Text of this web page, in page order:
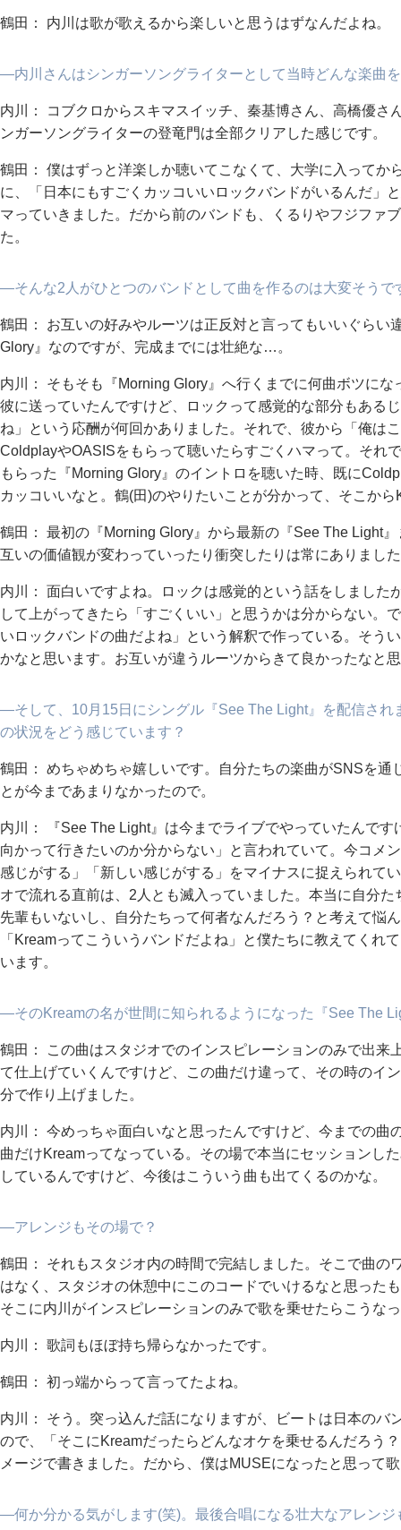
鶴田： 内川は歌が歌えるから楽しいと思うはずなんだよね。
―内川さんはシンガーソングライターとして当時どんな楽曲
内川： コブクロからスキマスイッチ、秦基博さん、高橋優さ
ンガーソングライターの登竜門は全部クリアした感じです。
鶴田： 僕はずっと洋楽しか聴いてこなくて、大学に入ってか
に、「日本にもすごくカッコいいロックバンドがいるんだ」
マっていきました。だから前のバンドも、くるりやフジファ
た。
―そんな2人がひとつのバンドとして曲を作るのは大変そうで
鶴田： お互いの好みやルーツは正反対と言ってもいいぐらい
Glory』なのですが、完成までには壮絶な…。
内川： そもそも『Morning Glory』へ行くまでに何曲ボツに
彼に送っていたんですけど、ロックって感覚的な部分もある
ね」という応酬が何回かありました。それで、彼から「俺は
ColdplayやOASISをもらって聴いたらすごくハマって。それ
もらった『Morning Glory』のイントロを聴いた時、既に
カッコいいなと。鶴(田)のやりたいことが分かって、そこか
鶴田： 最初の『Morning Glory』から最新の『See The Light
互いの価値観が変わっていったり衝突したりは常にありまし
内川： 面白いですよね。ロックは感覚的という話をしました
して上がってきたら「すごくいい」と思うかは分からない。
いロックバンドの曲だよね」という解釈で作っている。そう
かなと思います。お互いが違うルーツからきて良かったなと
―そして、10月15日にシングル『See The Light』を配信され
の状況をどう感じています？
鶴田： めちゃめちゃ嬉しいです。自分たちの楽曲がSNSを
とが今まであまりなかったので。
内川： 『See The Light』は今までライブでやっていたんで
向かって行きたいのか分からない」と言われていて。今コメ
感じがする」「新しい感じがする」をマイナスに捉えられて
オで流れる直前は、2人とも滅入っていました。本当に自分
先輩もいないし、自分たちって何者なんだろう？と考えて悩
「Kreamってこういうバンドだよね」と僕たちに教えてくれ
います。
―そのKreamの名が世間に知られるようになった『See The
鶴田： この曲はスタジオでのインスピレーションのみで出来
て仕上げていくんですけど、この曲だけ違って、その時のイ
分で作り上げました。
内川： 今めっちゃ面白いなと思ったんですけど、今までの曲
曲だけKreamってなっている。その場で本当にセッションし
しているんですけど、今後はこういう曲も出てくるのかな。
―アレンジもその場で？
鶴田： それもスタジオ内の時間で完結しました。そこで曲の
はなく、スタジオの休憩中にこのコードでいけるなと思った
そこに内川がインスピレーションのみで歌を乗せたらこうな
内川： 歌詞もほぼ持ち帰らなかったです。
鶴田： 初っ端から って言ってたよね。
内川： そう。突っ込んだ話になりますが、ビートは日本のバ
ので、「そこにKreamだったらどんなオケを乗せるんだろう
メージで書きました。だから、僕はMUSEになったと思って
―何か分かる気がします(笑)。最後合唱になる壮大なアレンジ